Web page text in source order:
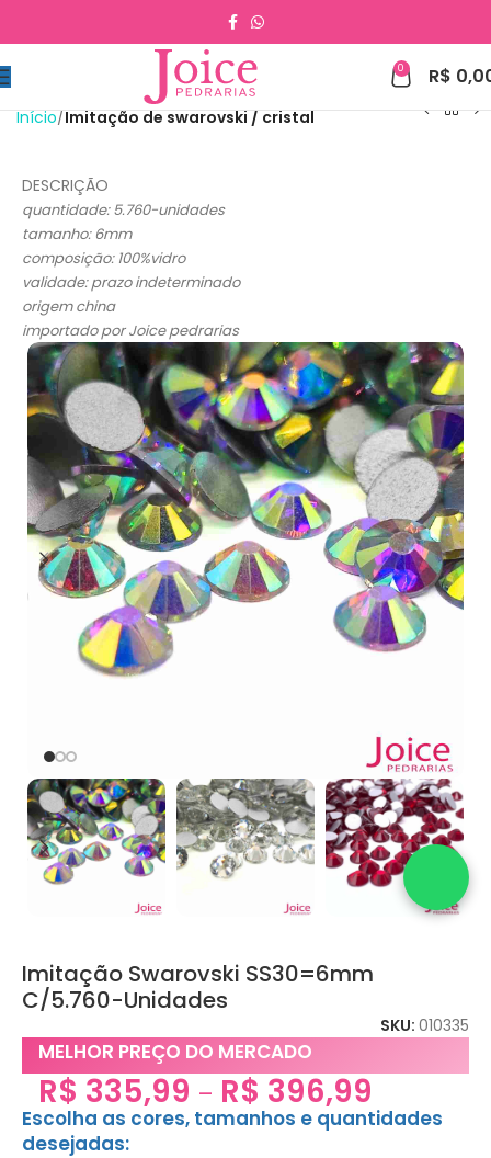
0 R$
Início Imitação de swarovski / cristal
DESCRIÇÃO
quantidade: 5.760-unidades
tamanho: 6mm
composição: 100%vidro
validade: prazo indeterminado
origem china
importado por Joice pedrarias
Imitação Swarovski SS30=6mm
C/5.760-Unidades
SKU: 010335
MELHOR PREÇO DO MERCADO
R$ 335,99 – R$ 396,99
Escolha as cores, tamanhos e quantidades
desejadas: